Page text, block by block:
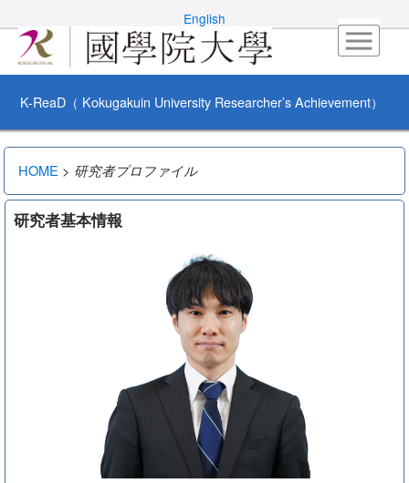
English
K-ReaD（ Kokugakuin University Researcher’s Achievement）
HOME > 研究者プロファイル